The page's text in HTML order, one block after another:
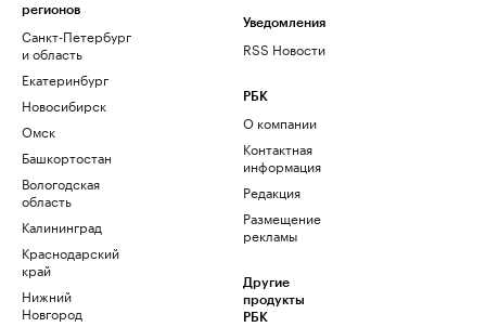
регионов
Санкт-Петербург
и область
Екатеринбург
Новосибирск
Омск
Башкортостан
Вологодская
область
Калининград
Краснодарский
край
Нижний
Новгород
Уведомления
RSS Новости
РБК
О компании
Контактная
информация
Редакция
Размещение
рекламы
Другие
продукты
РБК